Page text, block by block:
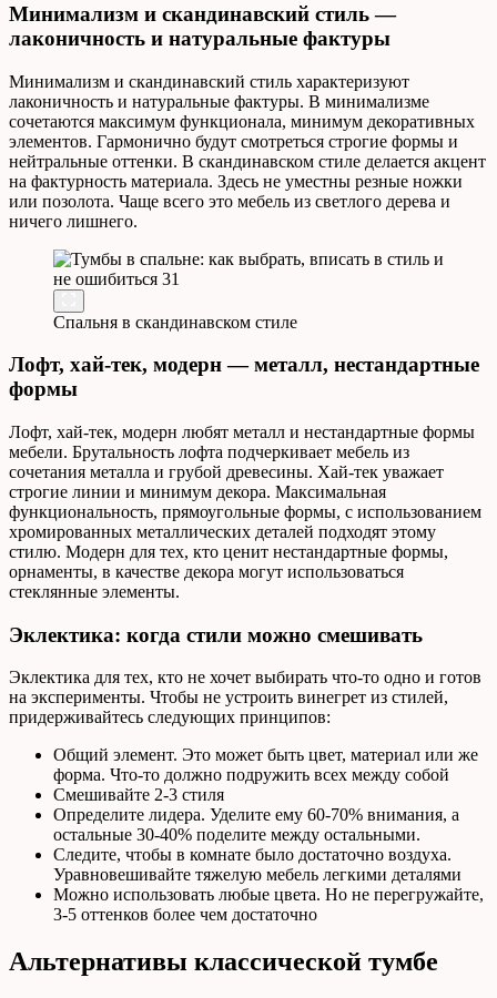
Минимализм и скандинавский стиль —
лаконичность и натуральные фактуры
Минимализм и скандинавский стиль характеризуют
лаконичность и натуральные фактуры. В минимализме
сочетаются максимум функционала, минимум декоративных
элементов. Гармонично будут смотреться строгие формы и
нейтральные оттенки. В скандинавском стиле делается акцент
на фактурность материала. Здесь не уместны резные ножки
или позолота. Чаще всего это мебель из светлого дерева и
ничего лишнего.
Спальня в скандинавском стиле
Лофт, хай-тек, модерн — металл, нестандартные
формы
Лофт, хай-тек, модерн любят металл и нестандартные формы
мебели. Брутальность лофта подчеркивает мебель из
сочетания металла и грубой древесины. Хай-тек уважает
строгие линии и минимум декора. Максимальная
функциональность, прямоугольные формы, с использованием
хромированных металлических деталей подходят этому
стилю. Модерн для тех, кто ценит нестандартные формы,
орнаменты, в качестве декора могут использоваться
стеклянные элементы.
Эклектика: когда стили можно смешивать
Эклектика для тех, кто не хочет выбирать что-то одно и готов
на эксперименты. Чтобы не устроить винегрет из стилей,
придерживайтесь следующих принципов:
Общий элемент. Это может быть цвет, материал или же
форма. Что-то должно подружить всех между собой
Смешивайте 2-3 стиля
Определите лидера. Уделите ему 60-70% внимания, а
остальные 30-40% поделите между остальными.
Следите, чтобы в комнате было достаточно воздуха.
Уравновешивайте тяжелую мебель легкими деталями
Можно использовать любые цвета. Но не перегружайте,
3-5 оттенков более чем достаточно
Альтернативы классической тумбе